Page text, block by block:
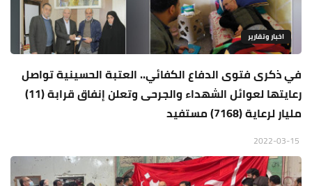
اخبار وتقارير
في ذكرى فتوى الدفاع الكفائي.. العتبة الحسينية تواصل
رعايتها لعوائل الشهداء والجرحى وتعلن إنفاق قرابة (11)
مليار لرعاية (7168) مستفيد